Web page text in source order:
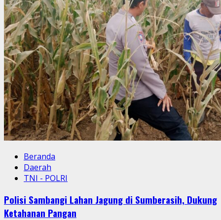
Beranda
Daerah
TNI - POLRI
Polisi Sambangi Lahan Jagung di Sumberasih, Dukung
Ketahanan Pangan